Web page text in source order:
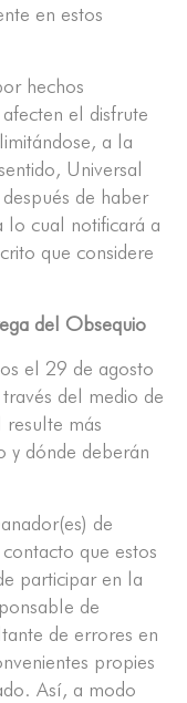
en estos
hechos
el disfrute
a la
Universal
de haber
lo cual notificará a
que considere
del Obsequio
el 29 de agosto
del medio de
resulte más
y dónde deberán
de
que estos
participar en la
de
de errores en
propies
Así, a modo